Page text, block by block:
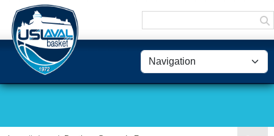
Panneau de gestion des cookies